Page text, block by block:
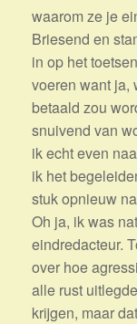
waarom ze je
Briesend en
in op het
voeren want ja,
betaald zou
snuivend van
ik echt even
ik het
stuk opnieuw
Oh ja, ik was
eindredacteur.
over hoe
alle rust
krijgen, maar